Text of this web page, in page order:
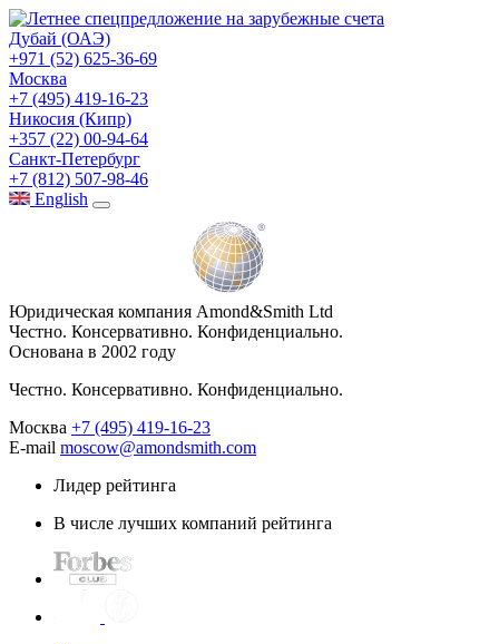
Дубай (ОАЭ)
+971 (52) 625-36-69
Москва
+7 (495) 419-16-23
Никосия (Кипр)
+357 (22) 00-94-64
Санкт-Петербург
+7 (812) 507-98-46
English
Юридическая компания Amond&Smith Ltd
Честно. Консервативно. Конфиденциально.
Основана в 2002 году
Честно. Консервативно. Конфиденциально.
Москва +7 (495) 419-16-23
E-mail moscow@amondsmith.com
Лидер рейтинга
В числе лучших компаний рейтинга